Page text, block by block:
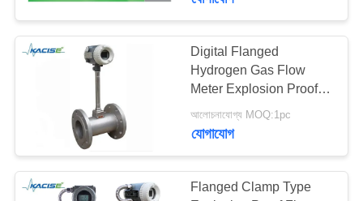
Digital Flanged
Hydrogen Gas Flow
Meter Explosion Proof
Easy Installation
আলোচনাযোগ্য MOQ:1pc
যোগাযোগ
Flanged Clamp Type